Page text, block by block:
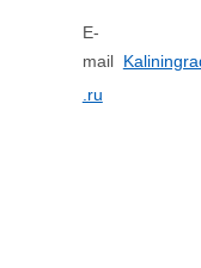
E-
mail
.ru